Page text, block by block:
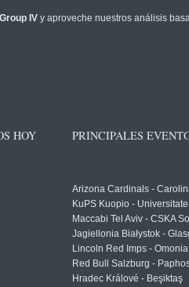
IV y aproveche nuestros análisis
HOY PRINCIPALES
Arizona Cardinals -
KuPS Kuopio -
Maccabi Tel Aviv - CSKA
Jagiellonia Białystok -
Lincoln Red Imps - Omonia
Red Bull Salzburg -
Hradec Králové - Beşiktaş